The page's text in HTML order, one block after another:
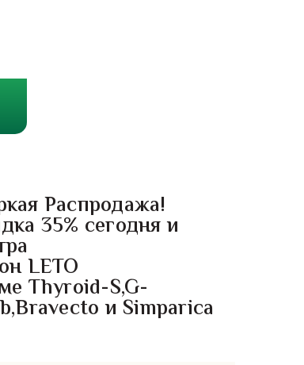
Распродажа!
35% сегодня и
LETO
Thyroid-S,G-
и Simparica